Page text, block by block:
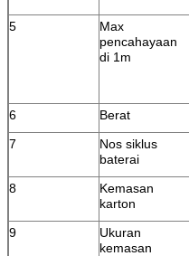
5
Max
pencahayaan
di 1m
6 Berat
7
Nos siklus
baterai
8
Kemasan
karton
9
Ukuran
kemasan